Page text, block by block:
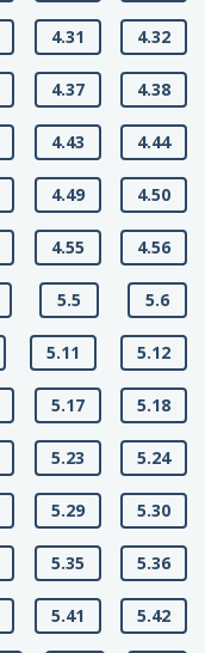
4.31 4.32
4.37 4.38
4.43 4.44
4.49 4.50
4.55 4.56
5.5 5.6
5.11 5.12
5.17 5.18
5.23 5.24
5.29 5.30
5.35 5.36
5.41 5.42